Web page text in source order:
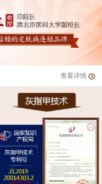
查看详情